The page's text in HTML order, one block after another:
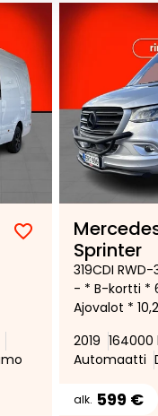
Lisää
suosikiksi
Poista
suosikeista
Sprinter
319CDI
- * B-kortti *
Ajovalot *
Putkisarja
vanteet *
2019 164000
Automaatti
alk. 599 €